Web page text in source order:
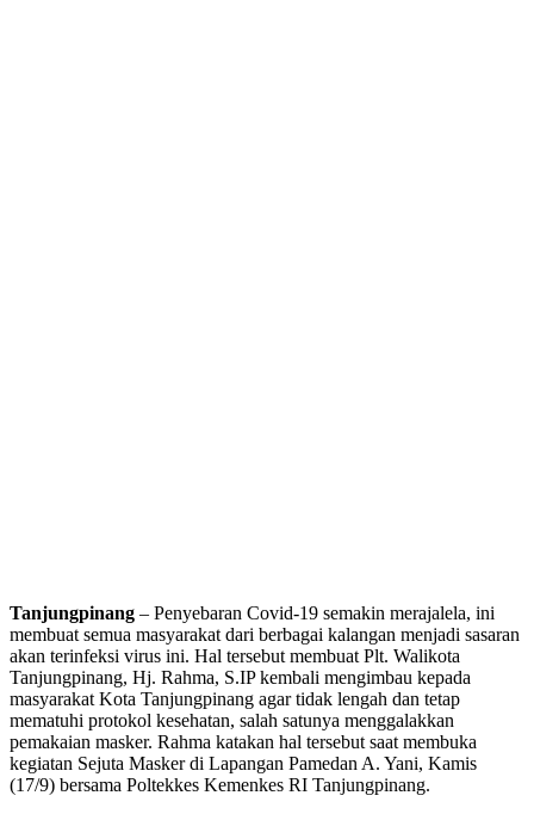
Tanjungpinang – Penyebaran Covid-19 semakin merajalela, ini
membuat semua masyarakat dari berbagai kalangan menjadi sasaran
akan terinfeksi virus ini. Hal tersebut membuat Plt. Walikota
Tanjungpinang, Hj. Rahma, S.IP kembali mengimbau kepada
masyarakat Kota Tanjungpinang agar tidak lengah dan tetap
mematuhi protokol kesehatan, salah satunya menggalakkan
pemakaian masker. Rahma katakan hal tersebut saat membuka
kegiatan Sejuta Masker di Lapangan Pamedan A. Yani, Kamis
(17/9) bersama Poltekkes Kemenkes RI Tanjungpinang.